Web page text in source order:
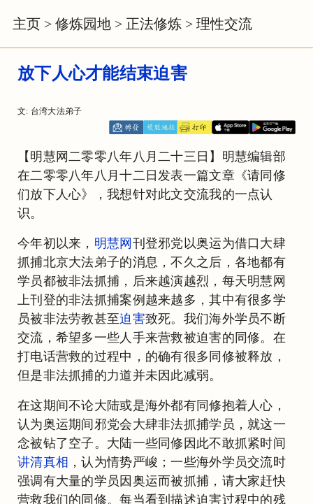
主页 > 修炼园地 > 正法修炼 > 理性交流
放下人心才能结束迫害
文: 台湾大法弟子
【明慧网二零零八年八月二十三日】明慧编辑部
在二零零八年八月十二日发表一篇文章《请同修
们放下人心》，我想针对此文交流我的一点认
识。
今年初以来， 明慧网 刊登邪党以奥运为借口大肆
抓捕北京大法弟子的消息，不久之后，各地都有
学员都被非法抓捕，后来越演越烈，每天明慧网
上刊登的非法抓捕案例越来越多，其中有很多学
员被非法劳教甚至迫害致死。我们海外学员不断
交流，希望多一些人手来营救被迫害的同修。在
打电话营救的过程中，的确有很多同修被释放，
但是非法抓捕的力道并未因此减弱。
在这期间不论大陆或是海外都有同修抱着人心，
认为奥运期间邪党会大肆非法抓捕学员，就这一
念被钻了空子。大陆一些同修因此不敢抓紧时间
讲清真相 ，认为情势严峻；一些海外学员交流时
强调有大量的学员因奥运而被抓捕，请大家赶快
营救我们的同修。每当看到描述迫害过程中的残